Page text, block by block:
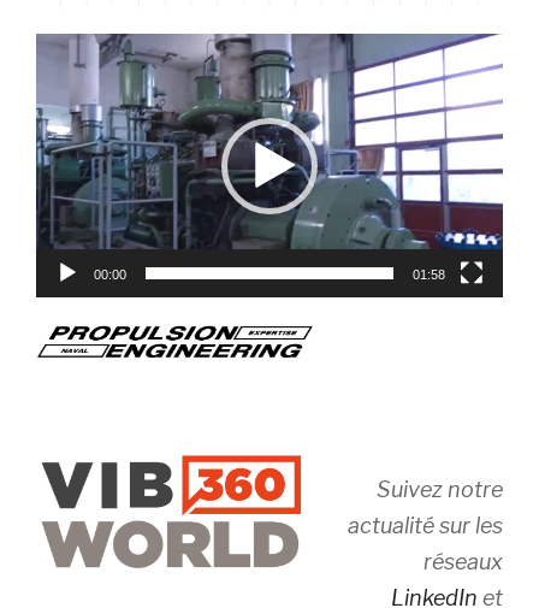
Lecteur
00:00 01:58
Suivez notre
actualité sur les
réseaux
LinkedIn et